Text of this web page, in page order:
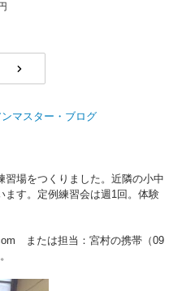
マスター・ブログ
習場をつくりました。近隣の小中
ます。定例練習会は週1回。体験
または担当：宮村の携帯（09